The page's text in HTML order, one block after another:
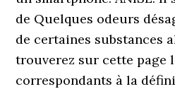
de Quelques odeurs
de certaines substances
trouverez sur cette page
correspondants à la